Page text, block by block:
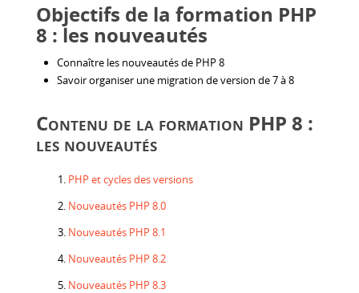
Objectifs de la formation PHP
8 : les nouveautés
Connaître les nouveautés de PHP 8
Savoir organiser une migration de version de 7 à 8
Contenu de la formation PHP 8 :
les nouveautés
PHP et cycles des versions
Nouveautés PHP 8.0
Nouveautés PHP 8.1
Nouveautés PHP 8.2
Nouveautés PHP 8.3